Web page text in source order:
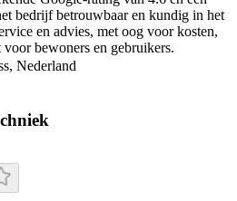
bedrijf betrouwbaar en kundig in het
en advies, met oog voor kosten,
bewoners en gebruikers.
Nederland